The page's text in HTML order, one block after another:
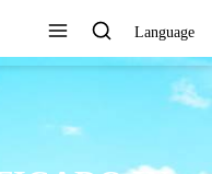
Language